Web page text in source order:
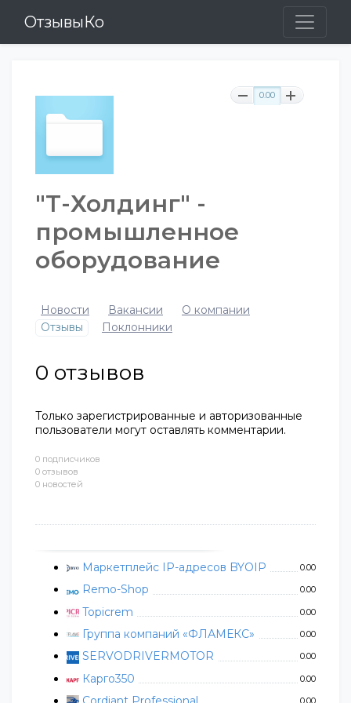
ОтзывыКо
0 подписчиков
0 отзывов
0 новостей
Маркетплейс IP-адресов BYOIP 0.00
Remo-Shop 0.00
Topicrem 0.00
Группа компаний «ФЛАМЕКС» 0.00
SERVODRIVERMOTOR 0.00
Карго350 0.00
0.00
0.00
"Т-Холдинг" -
промышленное
оборудование
Новости Вакансии
О компании
Отзывы
Поклонники
0 отзывов
Только зарегистрированные и авторизованные
пользователи могут оставлять комментарии.